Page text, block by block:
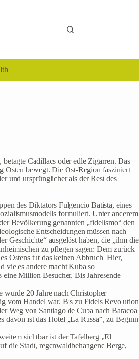
Cadillacs oder edle Zigarren. Das
Osten bewegt. Die Ost-Region fasziniert
und ursprünglicher als der Rest des
des Diktators Fulgencio Batista, eines
formuliert. Unter anderem
Bevölkerung genannten „fidelismo“ den
Entscheidungen müssen nach
Geschichte“ ausgelöst haben, die „ihm die
zu pflegen sagen: Dem zurück
Ostens tut das keinen Abbruch. Hier,
vieles andere macht Kuba so
eine Million Besucher. Bis Jahresende
wurde 20 Jahre nach Christopher
vom Handel war. Bis zu Fidels Revolution
Weg von Santiago de Cuba nach Baracoa
davon ist das Hotel „La Russa“, zu Beginn
sichtbar ist der Tafelberg „El
die Stadt, regenwaldbehangene Berge,